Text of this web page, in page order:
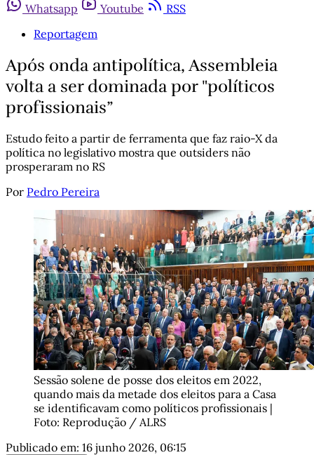
Whatsapp
Youtube
RSS
Reportagem
Após onda antipolítica, Assembleia
volta a ser dominada por "políticos
profissionais”
Estudo feito a partir de ferramenta que faz raio-X da
política no legislativo mostra que outsiders não
prosperaram no RS
Por Pedro Pereira
Sessão solene de posse dos eleitos em 2022,
quando mais da metade dos eleitos para a Casa
se identificavam como políticos profissionais |
Foto: Reprodução / ALRS
Publicado em: 16 junho 2026, 06:15